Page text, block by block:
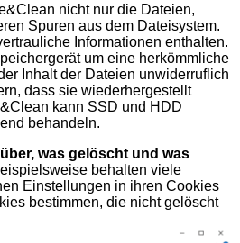
nicht nur die Dateien,
Spuren aus dem Dateisystem.
Informationen enthalten.
um eine herkömmliche
Inhalt der Dateien unwiderruflich
dass sie wiederhergestellt
kann SSD und HDD
behandeln.
was gelöscht und was
behalten viele
Einstellungen in ihren Cookies
bestimmen, die nicht gelöscht